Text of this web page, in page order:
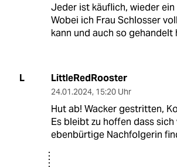
Jeder ist käuflich, wieder ein
Wobei ich Frau Schlosser
kann und auch so gehandelt
L LittleRedRooster
24.01.2024, 15:20 Uhr
Hut ab! Wacker gestritten,
Es bleibt zu hoffen dass
ebenbürtige Nachfolgerin